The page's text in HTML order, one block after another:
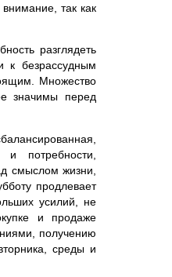
так как
разглядеть
к безрассудным
Множество
значимы перед
потребности,
смыслом жизни,
продлевает
усилий, не
и продаже
получению
среды и